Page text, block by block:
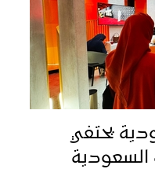
يحتفي
السعودية